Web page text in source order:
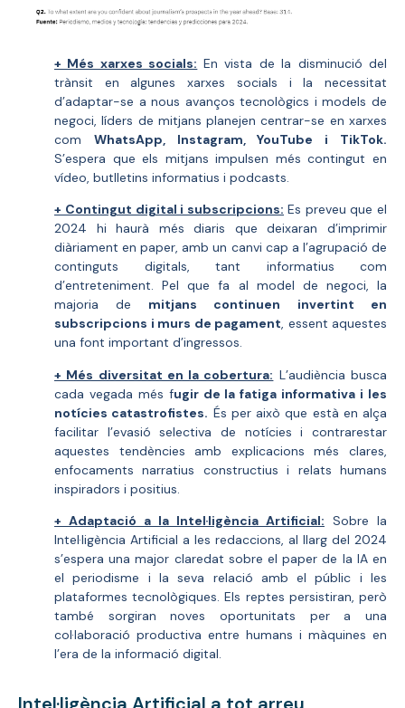
+ Més xarxes socials: En vista de la disminució del
trànsit en algunes xarxes socials i la necessitat
d’adaptar-se a nous avanços tecnològics i models de
negoci, líders de mitjans planejen centrar-se en xarxes
com WhatsApp, Instagram, YouTube i TikTok.
S’espera que els mitjans impulsen més contingut en
vídeo, butlletins informatius i podcasts.
+ Contingut digital i subscripcions: Es preveu que el
2024 hi haurà més diaris que deixaran d’imprimir
diàriament en paper, amb un canvi cap a l’agrupació de
continguts digitals, tant informatius com
d’entreteniment. Pel que fa al model de negoci, la
majoria de mitjans continuen invertint en
subscripcions i murs de pagament, essent aquestes
una font important d’ingressos.
+ Més diversitat en la cobertura: L’audiència busca
cada vegada més fugir de la fatiga informativa i les
notícies catastrofistes. És per això que està en alça
facilitar l’evasió selectiva de notícies i contrarestar
aquestes tendències amb explicacions més clares,
enfocaments narratius constructius i relats humans
inspiradors i positius.
+ Adaptació a la Intel·ligència Artificial: Sobre la
Intel·ligència Artificial a les redaccions, al llarg del 2024
s’espera una major claredat sobre el paper de la IA en
el periodisme i la seva relació amb el públic i les
plataformes tecnològiques. Els reptes persistiran, però
també sorgiran noves oportunitats per a una
col·laboració productiva entre humans i màquines en
l’era de la informació digital.